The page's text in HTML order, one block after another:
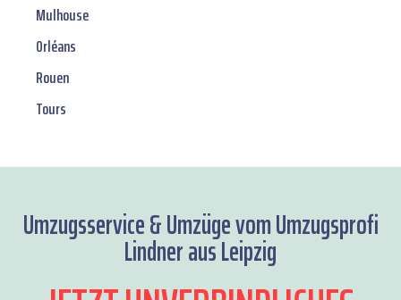
Mulhouse
Orléans
Rouen
Tours
Umzugsservice & Umzüge vom Umzugsprofi
Lindner aus Leipzig